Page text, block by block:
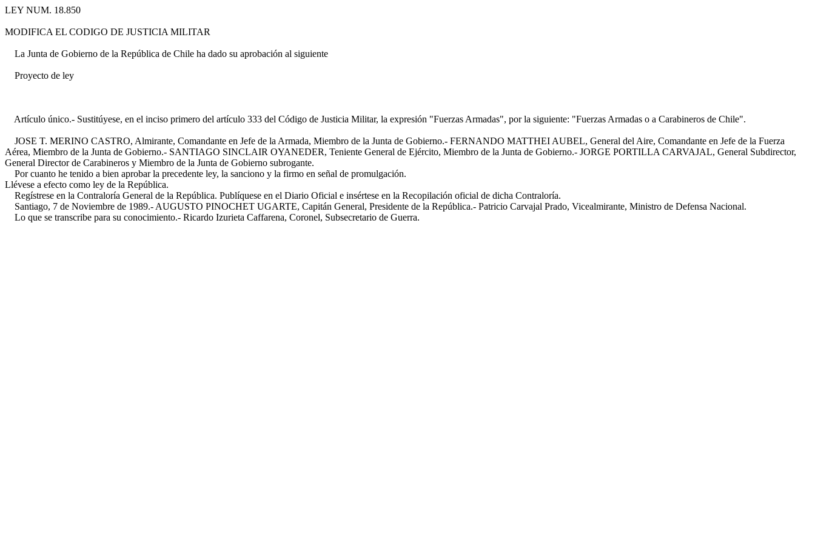
LEY NUM. 18.850
MODIFICA EL CODIGO DE JUSTICIA MILITAR
La Junta de Gobierno de la República de Chile ha dado su aprobación al siguiente
Proyecto de ley
Artículo único.- Sustitúyese, en el inciso primero del artículo 333 del Código de Justicia Militar, la expresión "Fuerzas Armadas", por la siguiente: "Fuerzas Armadas o a Carabineros de Chile".
JOSE T. MERINO CASTRO, Almirante, Comandante en Jefe de la Armada, Miembro de la Junta de Gobierno.- FERNANDO MATTHEI AUBEL, General del Aire, Comandante en Jefe de la Fuerza
Aérea, Miembro de la Junta de Gobierno.- SANTIAGO SINCLAIR OYANEDER, Teniente General de Ejército, Miembro de la Junta de Gobierno.- JORGE PORTILLA CARVAJAL, General Subdirector,
General Director de Carabineros y Miembro de la Junta de Gobierno subrogante.
Por cuanto he tenido a bien aprobar la precedente ley, la sanciono y la firmo en señal de promulgación.
Llévese a efecto como ley de la República.
Regístrese en la Contraloría General de la República. Publíquese en el Diario Oficial e insértese en la Recopilación oficial de dicha Contraloría.
Santiago, 7 de Noviembre de 1989.- AUGUSTO PINOCHET UGARTE, Capitán General, Presidente de la República.- Patricio Carvajal Prado, Vicealmirante, Ministro de Defensa Nacional.
Lo que se transcribe para su conocimiento.- Ricardo Izurieta Caffarena, Coronel, Subsecretario de Guerra.